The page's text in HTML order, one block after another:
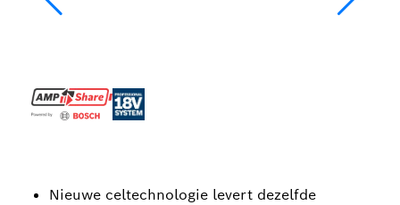
Nieuwe celtechnologie levert dezelfde